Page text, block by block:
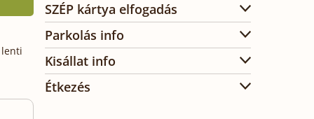
lenti
SZÉP kártya elfogadás
Parkolás info
Kisállat info
Étkezés